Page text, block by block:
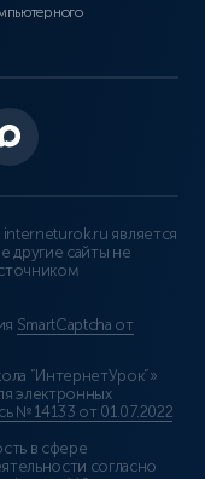
является
сайты не
SmartCaptcha от
“ИнтернетУрок”»
электронных
№ 14133 от 01.07.2022
в сфере
согласно